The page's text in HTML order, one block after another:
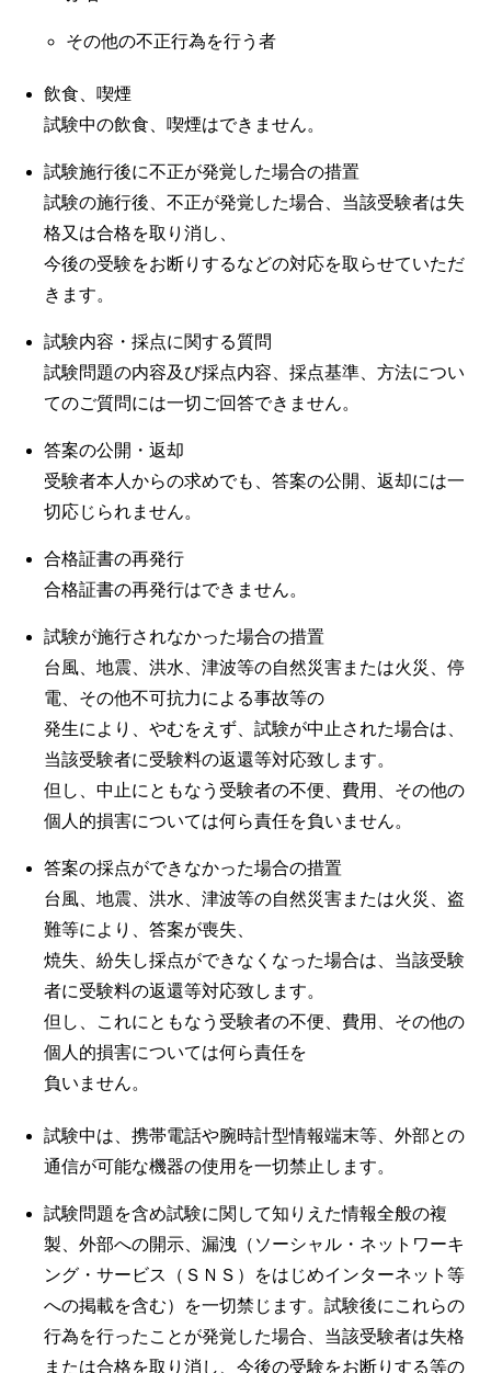
その他の不正行為を行う者
飲食、喫煙
試験中の飲食、喫煙はできません。
試験施行後に不正が発覚した場合の措置
試験の施行後、不正が発覚した場合、当該受験者は失
格又は合格を取り消し、
今後の受験をお断りするなどの対応を取らせていただ
きます。
試験内容・採点に関する質問
試験問題の内容及び採点内容、採点基準、方法につい
てのご質問には一切ご回答できません。
答案の公開・返却
受験者本人からの求めでも、答案の公開、返却には一
切応じられません。
合格証書の再発行
合格証書の再発行はできません。
試験が施行されなかった場合の措置
台風、地震、洪水、津波等の自然災害または火災、停
電、その他不可抗力による事故等の
発生により、やむをえず、試験が中止された場合は、
当該受験者に受験料の返還等対応致します。
但し、中止にともなう受験者の不便、費用、その他の
個人的損害については何ら責任を負いません。
答案の採点ができなかった場合の措置
台風、地震、洪水、津波等の自然災害または火災、盗
難等により、答案が喪失、
焼失、紛失し採点ができなくなった場合は、当該受験
者に受験料の返還等対応致します。
但し、これにともなう受験者の不便、費用、その他の
個人的損害については何ら責任を
負いません。
試験中は、携帯電話や腕時計型情報端末等、外部との
通信が可能な機器の使用を一切禁止します。
試験問題を含め試験に関して知りえた情報全般の複
製、外部への開示、漏洩（ソーシャル・ネットワーキ
ング・サービス（ＳＮＳ）をはじめインターネット等
への掲載を含む）を一切禁じます。試験後にこれらの
行為を行ったことが発覚した場合、当該受験者は失格
または合格を取り消し、今後の受験をお断りする等の